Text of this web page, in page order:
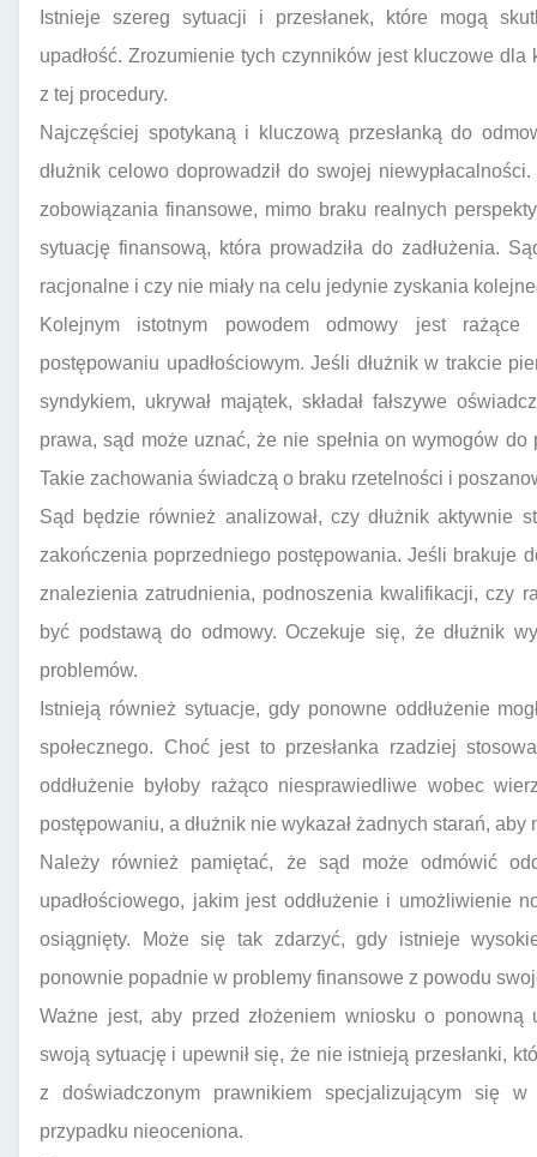
Istnieje szereg sytuacji i przesłanek, które mogą
upadłość. Zrozumienie tych czynników jest kluczowe
z tej procedury.
Najczęściej spotykaną i kluczową przesłanką do
dłużnik celowo doprowadził do swojej
zobowiązania finansowe, mimo braku realnych
sytuację finansową, która prowadziła do zadłużenia.
racjonalne i czy nie miały na celu jedynie zyskania
Kolejnym istotnym powodem odmowy jest rażące
postępowaniu upadłościowym. Jeśli dłużnik w trakcie
syndykiem, ukrywał majątek, składał fałszywe
prawa, sąd może uznać, że nie spełnia on wymogów
Takie zachowania świadczą o braku rzetelności i
Sąd będzie również analizował, czy dłużnik aktywnie
zakończenia poprzedniego postępowania. Jeśli brakuje
znalezienia zatrudnienia, podnoszenia kwalifikacji, czy
być podstawą do odmowy. Oczekuje się, że dłużnik
problemów.
Istnieją również sytuacje, gdy ponowne oddłużenie
społecznego. Choć jest to przesłanka rzadziej
oddłużenie byłoby rażąco niesprawiedliwe wobec
postępowaniu, a dłużnik nie wykazał żadnych starań,
Należy również pamiętać, że sąd może odmówić
upadłościowego, jakim jest oddłużenie i umożliwienie
osiągnięty. Może się tak zdarzyć, gdy istnieje
ponownie popadnie w problemy finansowe z powodu
Ważne jest, aby przed złożeniem wniosku o ponowną
swoją sytuację i upewnił się, że nie istnieją przesłanki,
z doświadczonym prawnikiem specjalizującym się
przypadku nieoceniona.